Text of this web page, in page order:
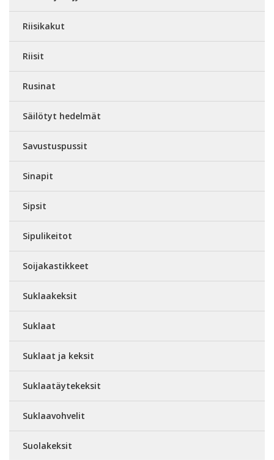
Riisikakut
Riisit
Rusinat
Säilötyt hedelmät
Savustuspussit
Sinapit
Sipsit
Sipulikeitot
Soijakastikkeet
Suklaakeksit
Suklaat
Suklaat ja keksit
Suklaatäytekeksit
Suklaavohvelit
Suolakeksit